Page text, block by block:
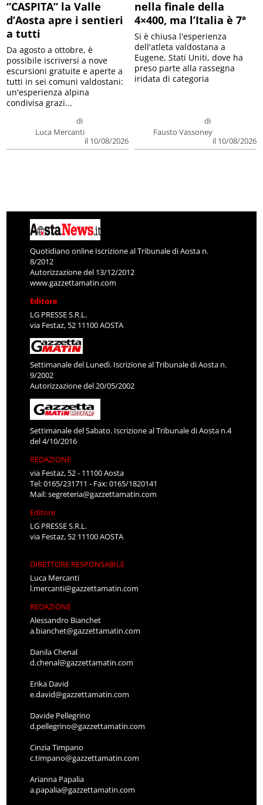
“CASPITA” la Valle
d’Aosta apre i sentieri
a tutti
di
Luca Mercanti
il 10/08/2026
Da agosto a ottobre, è
possibile iscriversi a nove
escursioni gratuite e aperte a
tutti in sei comuni valdostani:
un'esperienza alpina
condivisa grazi...
nella finale della
4×400, ma l’Italia è 7ª
di
Fausto Vassoney
il 10/08/2026
Si è chiusa l'esperienza
dell'atleta valdostana a
Eugene, Stati Uniti, dove ha
preso parte alla rassegna
iridata di categoria
Quotidiano online Iscrizione al Tribunale di Aosta n.
8/2012
Autorizzazione del 13/12/2012
www.gazzettamatin.com
Editore
LG PRESSE S.R.L.
via Festaz, 52 11100 AOSTA
Settimanale del Lunedì. Iscrizione al Tribunale di Aosta n.
9/2002
Autorizzazione del 20/05/2002
Settimanale del Sabato. Iscrizione al Tribunale di Aosta n.4
del 4/10/2016
REDAZIONE
via Festaz, 52 - 11100 Aosta
Tel: 0165/231711 - Fax: 0165/1820141
Mail:segreteria@gazzettamatin.com
Editore
LG PRESSE S.R.L.
via Festaz, 52 11100 AOSTA
DIRETTORE RESPONSABILE
Luca Mercanti
l.mercanti@gazzettamatin.com
REDAZIONE
Alessandro Bianchet
a.bianchet@gazzettamatin.com
Danila Chenal
d.chenal@gazzettamatin.com
Erika David
e.david@gazzettamatin.com
Davide Pellegrino
d.pellegrino@gazzettamatin.com
Cinzia Timpano
c.timpano@gazzettamatin.com
Arianna Papalia
a.papalia@gazzettamatin.com